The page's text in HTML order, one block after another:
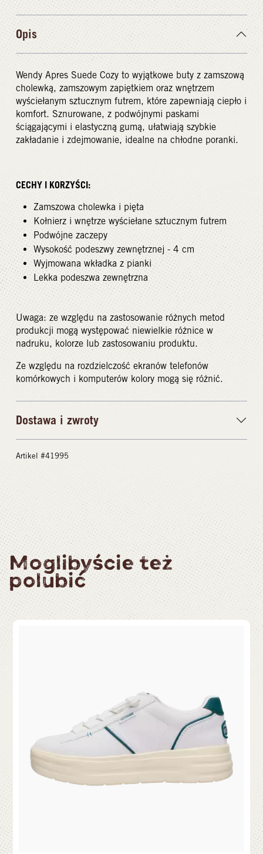
Opis
Wendy Apres Suede Cozy to wyjątkowe buty z zamszową
cholewką, zamszowym zapiętkiem oraz wnętrzem
wyściełanym sztucznym futrem, które zapewniają ciepło i
komfort. Sznurowane, z podwójnymi paskami
ściągającymi i elastyczną gumą, ułatwiają szybkie
zakładanie i zdejmowanie, idealne na chłodne poranki.
CECHY I KORZYŚCI:
Zamszowa cholewka i pięta
Kołnierz i wnętrze wyściełane sztucznym futrem
Podwójne zaczepy
Wysokość podeszwy zewnętrznej - 4 cm
Wyjmowana wkładka z pianki
Lekka podeszwa zewnętrzna
Uwaga: ze względu na zastosowanie różnych metod
produkcji mogą występować niewielkie różnice w
nadruku, kolorze lub zastosowaniu produktu.
Ze względu na rozdzielczość ekranów telefonów
komórkowych i komputerów kolory mogą się różnić.
Dostawa i zwroty
Artikel #41995
Moglibyście też
polubić